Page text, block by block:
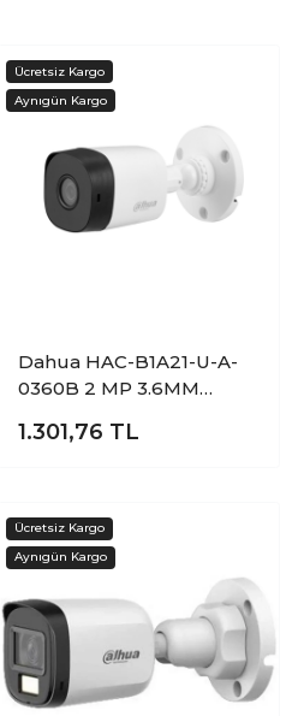
Dahua HAC-B1A21-U-A-
0360B 2 MP 3.6MM
Bullet Kamera
1.301,76 TL